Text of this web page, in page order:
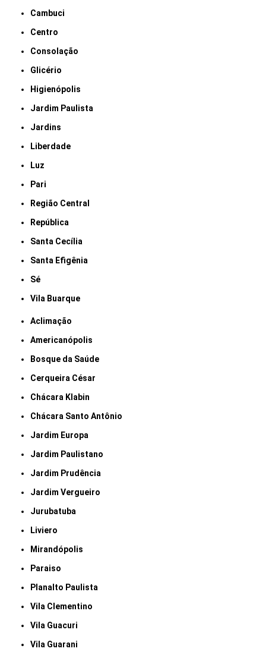
Cambuci
Centro
Consolação
Glicério
Higienópolis
Jardim Paulista
Jardins
Liberdade
Luz
Pari
Região Central
República
Santa Cecília
Santa Efigênia
Sé
Vila Buarque
Aclimação
Americanópolis
Bosque da Saúde
Cerqueira César
Chácara Klabin
Chácara Santo Antônio
Jardim Europa
Jardim Paulistano
Jardim Prudência
Jardim Vergueiro
Jurubatuba
Liviero
Mirandópolis
Paraiso
Planalto Paulista
Vila Clementino
Vila Guacuri
Vila Guarani